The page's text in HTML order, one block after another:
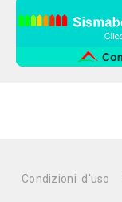
Condizioni d'uso